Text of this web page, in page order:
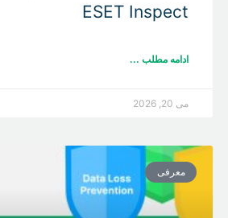
ESET Inspect
ادامه مطلب ...
می 20, 2026
معرفی